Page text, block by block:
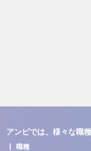
アンビでは、様々な職
職種